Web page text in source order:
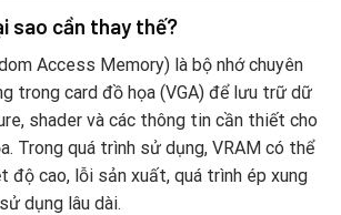
sao cần thay thế?
Access Memory) là bộ nhớ chuyên
trong card đồ họa (VGA) để lưu trữ dữ
shader và các thông tin cần thiết cho
Trong quá trình sử dụng, VRAM có thể
độ cao, lỗi sản xuất, quá trình ép xung
dụng lâu dài.